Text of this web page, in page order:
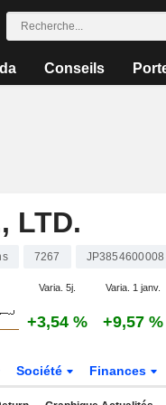
Conseils
LTD.
7267 JP3854600008
Varia. 5j. Varia. 1 janv.
+3,54 % +9,57 %
Société Finances